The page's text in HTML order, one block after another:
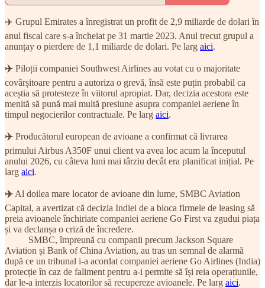
✈️ Grupul Emirates a înregistrat un profit de 2,9 miliarde de dolari în
anul fiscal care s-a încheiat pe 31 martie 2023. Anul trecut grupul a
anunțay o pierdere de 1,1 miliarde de dolari. Pe larg aici.
✈️ Piloții companiei Southwest Airlines au votat cu o majoritate
covârșitoare pentru a autoriza o grevă, însă este puțin probabil ca
aceștia să protesteze în viitorul apropiat. Dar, decizia acestora este
menită să pună mai multă presiune asupra companiei aeriene în
timpul negocierilor contractuale. Pe larg aici.
✈️ Producătorul european de avioane a confirmat că livrarea
primului Airbus A350F unui client va avea loc acum la începutul
anului 2026, cu câteva luni mai târziu decât era planificat inițial. Pe
larg aici.
✈️ Al doilea mare locator de avioane din lume, SMBC Aviation
Capital, a avertizat că decizia Indiei de a bloca firmele de leasing să
preia avioanele închiriate companiei aeriene Go First va zgudui piața
și va declanșa o criză de încredere.
SMBC, împreună cu companii precum Jackson Square
Aviation și Bank of China Aviation, au tras un semnal de alarmă
după ce un tribunal i-a acordat companiei aeriene Go Airlines (India)
protecție în caz de faliment pentru a-i permite să își reia operațiunile,
dar le-a interzis locatorilor să recupereze avioanele. Pe larg aici.